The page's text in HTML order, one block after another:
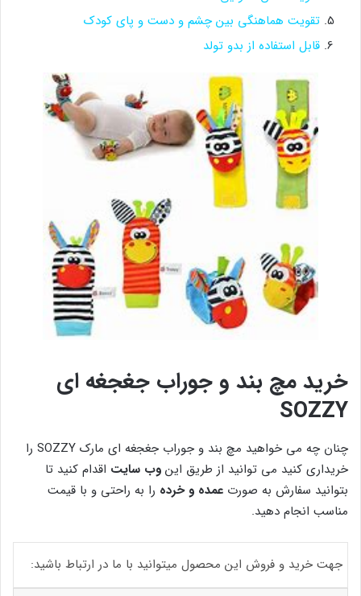
تقویت هماهنگی بین چشم و دست و پای کودک
قابل استفاده از بدو تولد
خرید مچ بند و جوراب جغجغه ای
SOZZY
چنان چه می خواهید مچ بند و جوراب جغجغه ای مارک SOZZY را
خریداری کنید می توانید از طریق این وب سایت اقدام کنید تا
بتوانید سفارش به صورت عمده و خرده را به راحتی و با قیمت
مناسب انجام دهید.
جهت خرید و فروش این محصول میتوانید با ما در ارتباط باشید: